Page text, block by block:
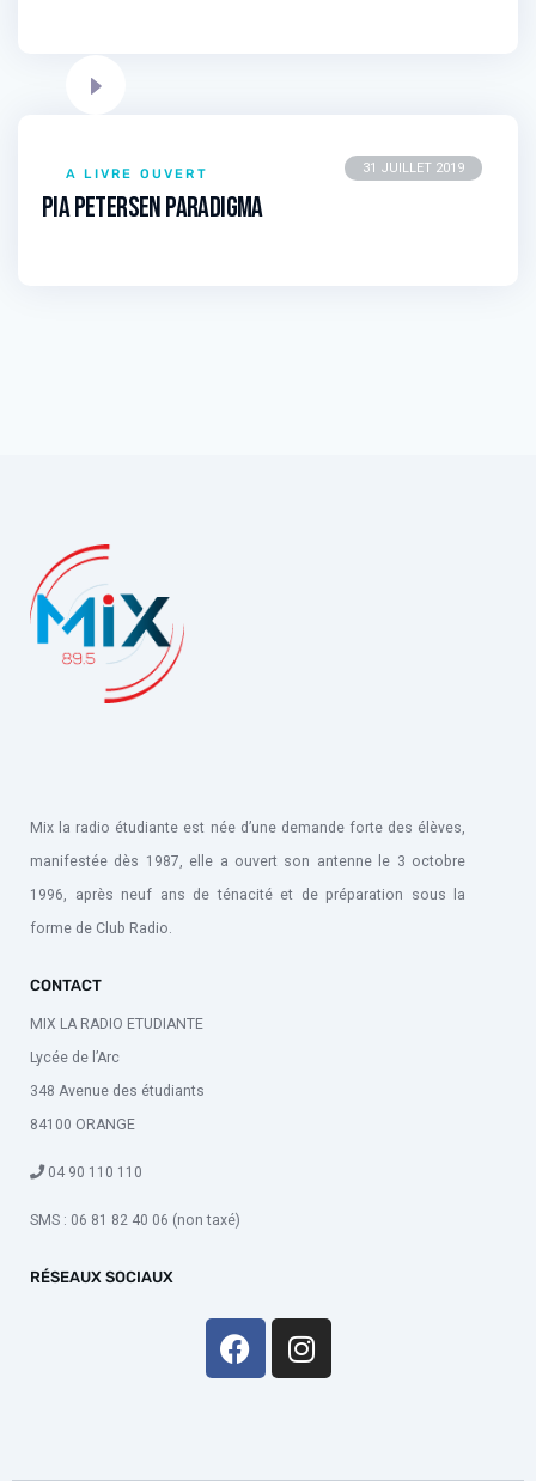
31 JUILLET 2019
A LIVRE OUVERT
Pia PETERSEN Paradigma
Mix la radio étudiante est née d’une demande forte des élèves,
manifestée dès 1987, elle a ouvert son antenne le 3 octobre
1996, après neuf ans de ténacité et de préparation sous la
forme de Club Radio.
CONTACT
MIX LA RADIO ETUDIANTE
Lycée de l’Arc
348 Avenue des étudiants
84100 ORANGE
04 90 110 110
SMS : 06 81 82 40 06 (non taxé)
RÉSEAUX SOCIAUX